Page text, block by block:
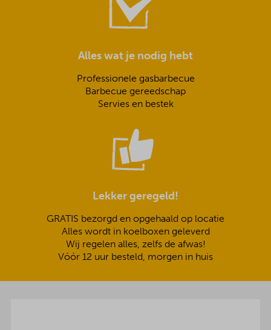
Alles wat je nodig hebt
Professionele gasbarbecue
Barbecue gereedschap
Servies en bestek
Lekker geregeld!
GRATIS bezorgd en opgehaald op locatie
Alles wordt in koelboxen geleverd
Wij regelen alles, zelfs de afwas!
Vóór 12 uur besteld, morgen in huis